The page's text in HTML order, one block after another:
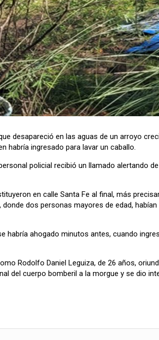
desapareció en las aguas de un arroyo
habría ingresado para lavar un caballo.
policial recibió un llamado alertando
en calle Santa Fe al final, más
dos personas mayores de edad,
habría ahogado minutos antes, cuando
Rodolfo Daniel Leguiza, de 26 años,
del cuerpo bomberil a la morgue y se dio